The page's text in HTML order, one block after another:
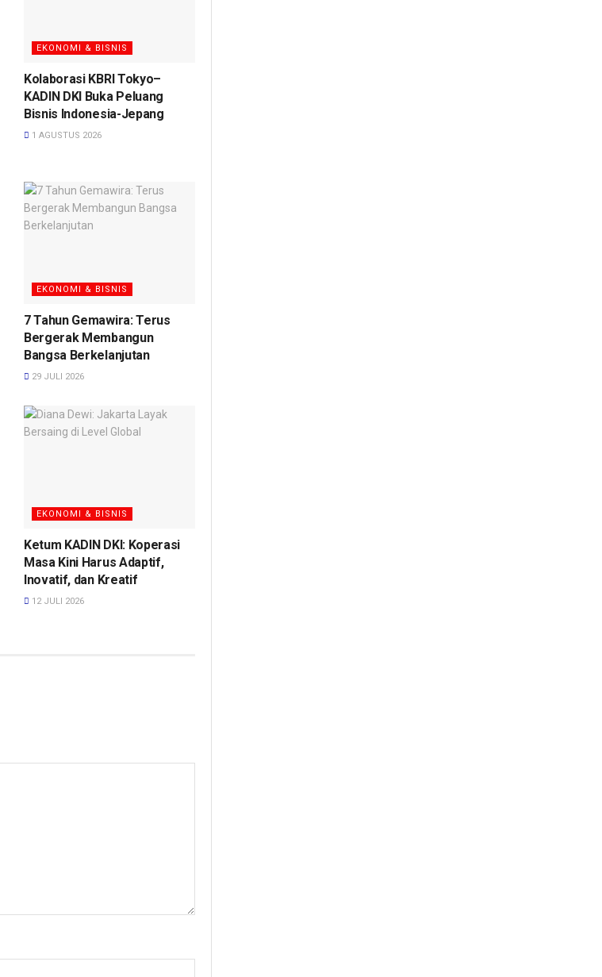
EKONOMI & BISNIS
Kolaborasi KBRI Tokyo–
KADIN DKI Buka Peluang
Bisnis Indonesia-Jepang
1 AGUSTUS 2026
EKONOMI & BISNIS
7 Tahun Gemawira: Terus
Bergerak Membangun
Bangsa Berkelanjutan
29 JULI 2026
EKONOMI & BISNIS
Ketum KADIN DKI: Koperasi
Masa Kini Harus Adaptif,
Inovatif, dan Kreatif
12 JULI 2026